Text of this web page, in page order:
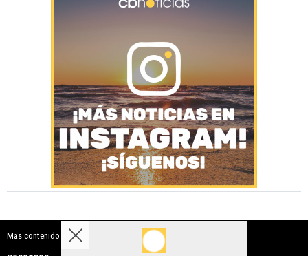
Mas contenido de Costa Blanca Noticias: